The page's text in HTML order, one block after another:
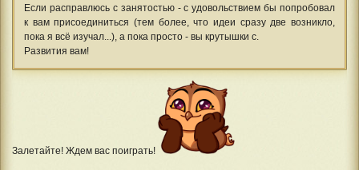
Если расправлюсь с занятостью - с удовольствием бы попробовал
к вам присоединиться (тем более, что идеи сразу две возникло,
пока я всё изучал...), а пока просто - вы крутышки с.
Развития вам!
Залетайте! Ждем вас поиграть!